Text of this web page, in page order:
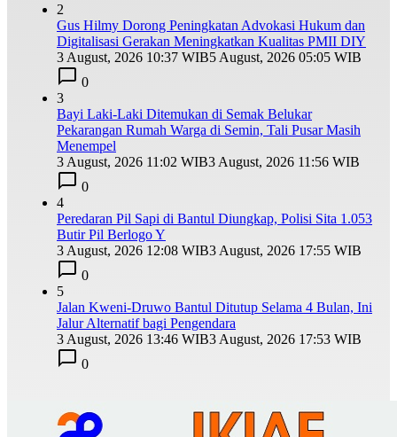
2
Gus Hilmy Dorong Peningkatan Advokasi Hukum dan
Digitalisasi Gerakan Meningkatkan Kualitas PMII DIY
3 August, 2026 10:37 WIB5 August, 2026 05:05 WIB
0
3
Bayi Laki-Laki Ditemukan di Semak Belukar
Pekarangan Rumah Warga di Semin, Tali Pusar Masih
Menempel
3 August, 2026 11:02 WIB3 August, 2026 11:56 WIB
0
4
Peredaran Pil Sapi di Bantul Diungkap, Polisi Sita 1.053
Butir Pil Berlogo Y
3 August, 2026 12:08 WIB3 August, 2026 17:55 WIB
0
5
Jalan Kweni-Druwo Bantul Ditutup Selama 4 Bulan, Ini
Jalur Alternatif bagi Pengendara
3 August, 2026 13:46 WIB3 August, 2026 17:53 WIB
0